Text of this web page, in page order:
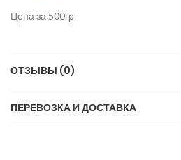
Цена за 500гр
ОТЗЫВЫ (0)
ПЕРЕВОЗКА И ДОСТАВКА